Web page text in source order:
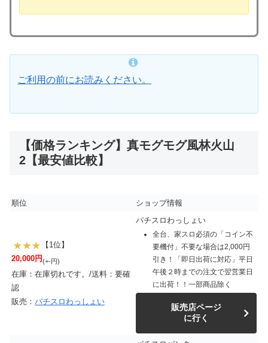
ご利用の前にお読みください。
【価格ランキング】真モグモグ風林火山
2【最安値比較】
順位 ショップ情報
【1位】
20,000円(+-円)
在庫：在庫切れです。/送料：要確
認
販売： パチスロわっしょい
パチスロわっしょい
全台、家スロ必須の「コイン不
要機付」不要な場合は2,000円
引き！「即日出荷に対応」平日
午後２時までの注文で翌営業日
に出荷！！一部商品除く
販売店ページ
に行く